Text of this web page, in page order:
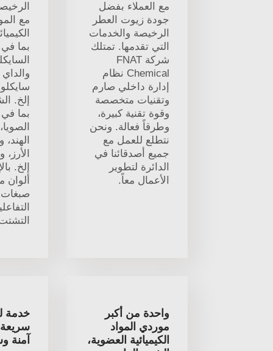
مع العملاء بفضل
جودة زيوت العطر
الرخيصة والخدمات
التي تقدمها. تمتلك
شركة FNAT
Chemical نظام
إدارة داخلي صارم
وتقنيات متخصصة
وقوة تقنية كبيرة،
وطرقاً فعالة. ونحن
نتطلع للعمل مع
جميع أصدقائنا في
الدائرة لتطوير
الأعمال معاً.
مع
بما
والداي
إلخ.
بما
إلخ.
ألوان
صبغات
واحدة من أكبر
موردي المواد
الكيميائية العضوية،
خدمة
آمنة